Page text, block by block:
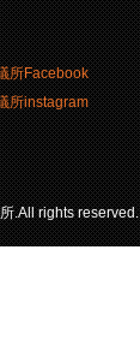
所Facebook
所instagram
.All rights reserved.